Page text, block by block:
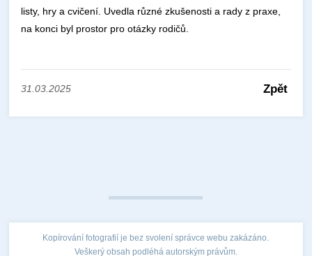
listy, hry a cvičení. Uvedla různé zkušenosti a rady z praxe,
na konci byl prostor pro otázky rodičů.
31.03.2025 Zpět
Kopírování fotografií je bez svolení správce webu zakázáno.
Veškerý obsah podléhá autorským právům.